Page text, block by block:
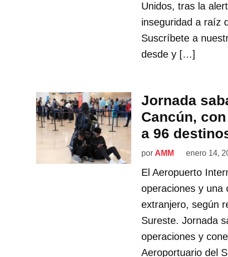
Unidos, tras la
inseguridad a raíz
Suscríbete a
desde y […]
Jornada
Cancún,
a 96
por AMM enero 14,
El Aeropuerto
operaciones y una
extranjero, según
Sureste. Jornada
operaciones y
Aeroportuario del